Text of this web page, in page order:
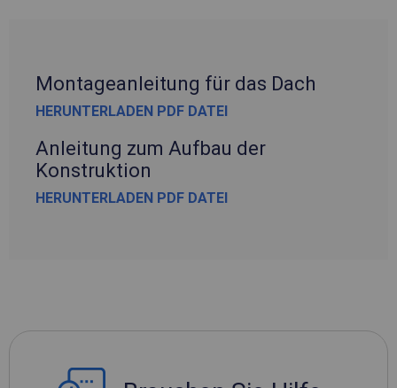
Montageanleitung für das Dach
HERUNTERLADEN PDF DATEI
Anleitung zum Aufbau der
Konstruktion
HERUNTERLADEN PDF DATEI